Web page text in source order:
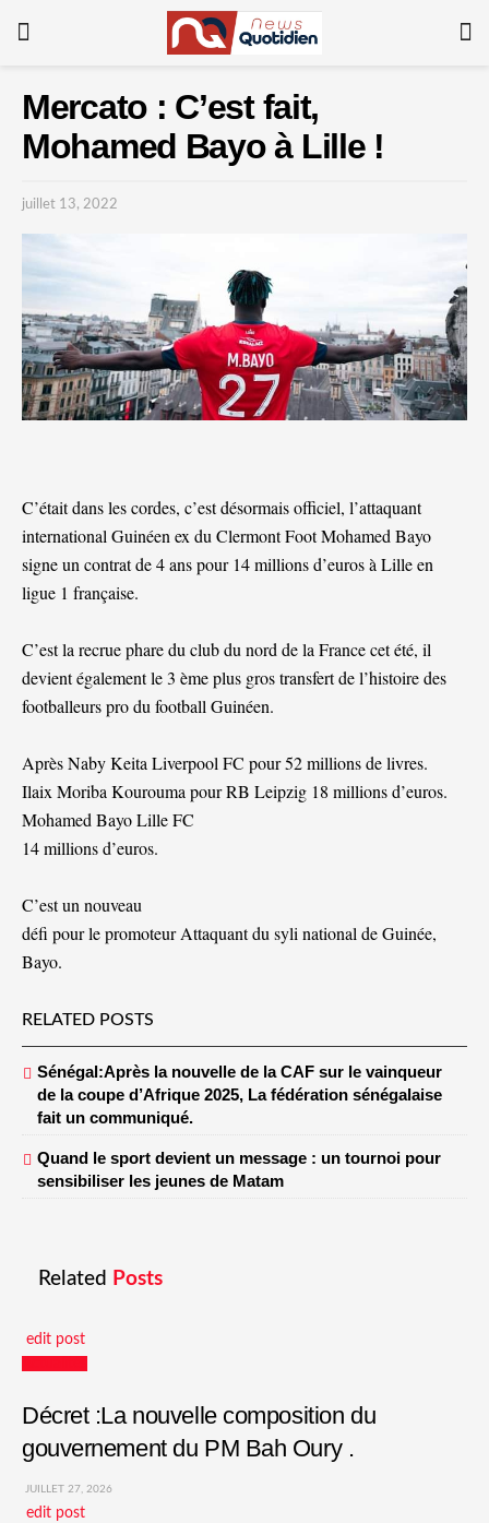
Mercato : C’est fait,
Mohamed Bayo à Lille !
juillet 13, 2022
C’était dans les cordes, c’est désormais officiel, l’attaquant
international Guinéen ex du Clermont Foot Mohamed Bayo
signe un contrat de 4 ans pour 14 millions d’euros à Lille en
ligue 1 française.
C’est la recrue phare du club du nord de la France cet été, il
devient également le 3 ème plus gros transfert de l’histoire des
footballeurs pro du football Guinéen.
Après Naby Keita Liverpool FC pour 52 millions de livres.
Ilaix Moriba Kourouma pour RB Leipzig 18 millions d’euros.
Mohamed Bayo Lille FC
14 millions d’euros.
C’est un nouveau
défi pour le promoteur Attaquant du syli national de Guinée,
Bayo.
RELATED POSTS
Sénégal:Après la nouvelle de la CAF sur le vainqueur
de la coupe d’Afrique 2025, La fédération sénégalaise
fait un communiqué.
Quand le sport devient un message : un tournoi pour
sensibiliser les jeunes de Matam
Related Posts
edit post
Décret :La nouvelle composition du
gouvernement du PM Bah Oury .
JUILLET 27, 2026
edit post